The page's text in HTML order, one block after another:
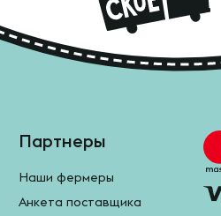
Партнеры
Наши фермеры
Анкета поставщика